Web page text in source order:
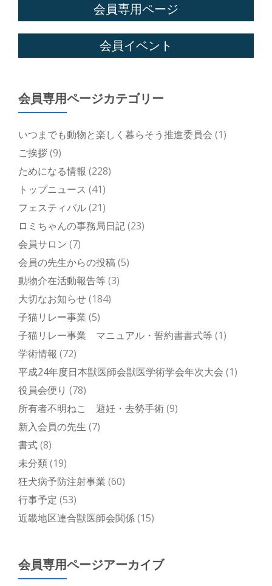
会員専用ページ
会員イベント
会員専用ページカテゴリー
いつまでも動物と楽しく暮らそう推進委員会 (1)
ご挨拶(9)
ためになる情報 (228)
トップニュース (41)
フェスティバル(21)
ロミちゃんの事務局日記(23)
会員サロン (7)
会員の先生からの投稿(5)
動物介在活動報告等(3)
大切なお知らせ(184)
子猫リレー事業 (5)
子猫リレー事業 マニュアル・誓約書書式等(1)
学術情報 (72)
平成24年度日本獣医師会獣医学術学会年次大会 (1)
役員会便り (78)
所有者不明ねこ 避妊・去勢手術(9)
新入会員の先生 (7)
書式(8)
未分類(19)
狂犬病予防注射事業 (60)
行事予定 (53)
近畿地区連合獣医師会関係(15)
会員専用ページアーカイブ